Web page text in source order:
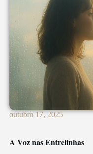
outubro 17, 2025
A Voz nas Entrelinhas